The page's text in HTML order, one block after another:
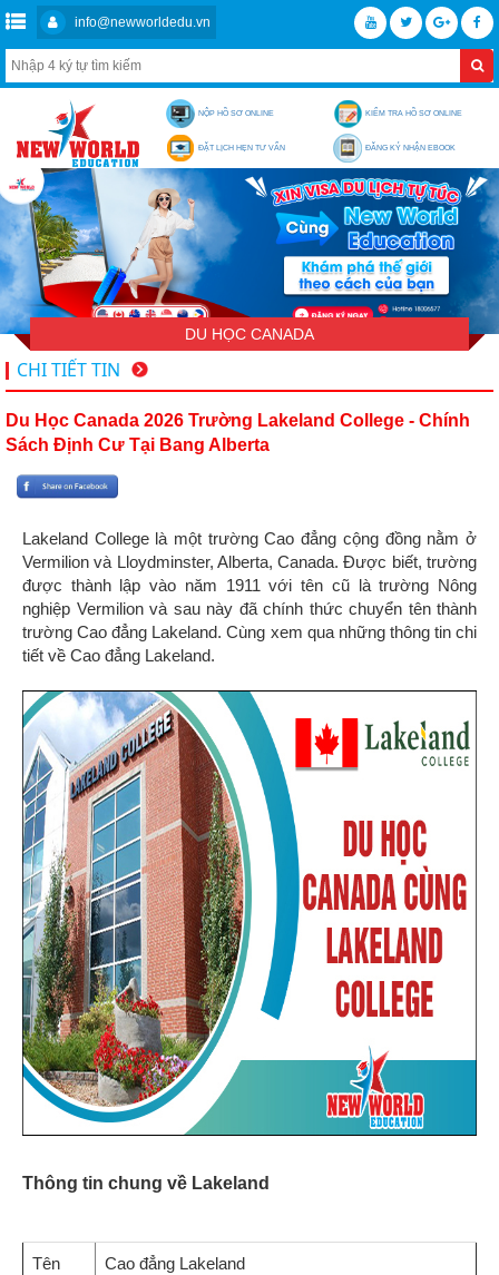
info@newworldedu.vn
NỘP HỒ SƠ ONLINE KIỂM TRA HỒ SƠ ONLINE
ĐẶT LỊCH HẸN TƯ VẤN ĐĂNG KÝ NHẬN EBOOK
DU HỌC CANADA
CHI TIẾT TIN
Du Học Canada 2026 Trường Lakeland College - Chính
Sách Định Cư Tại Bang Alberta
Lakeland College là một trường Cao đẳng cộng đồng nằm ở
Vermilion và Lloydminster, Alberta, Canada. Được biết, trường
được thành lập vào năm 1911 với tên cũ là trường Nông
nghiệp Vermilion và sau này đã chính thức chuyển tên thành
trường Cao đẳng Lakeland. Cùng xem qua những thông tin chi
tiết về Cao đẳng Lakeland.
Thông tin chung về Lakeland
Tên
Cao đẳng Lakeland